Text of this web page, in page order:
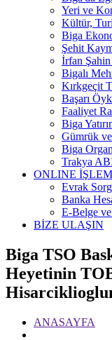
Yeri ve
Kültür,
Biga
Şehit
İrfan Şahin
Bigalı
Kırkgeçit
Başarı
Faaliyet
Biga
Gümrük
Biga
Trakya
ONLINE
Evrak
Banka
E-Belge
BİZE ULAŞIN
Biga TSO
Heyetinin
ANASAYFA